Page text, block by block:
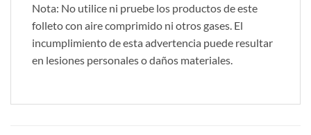
Nota: No utilice ni pruebe los productos de este
folleto con aire comprimido ni otros gases. El
incumplimiento de esta advertencia puede resultar
en lesiones personales o daños materiales.